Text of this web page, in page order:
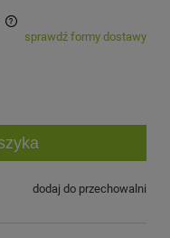
płatności
sprawdź formy dostawy
dodaj do przechowalni